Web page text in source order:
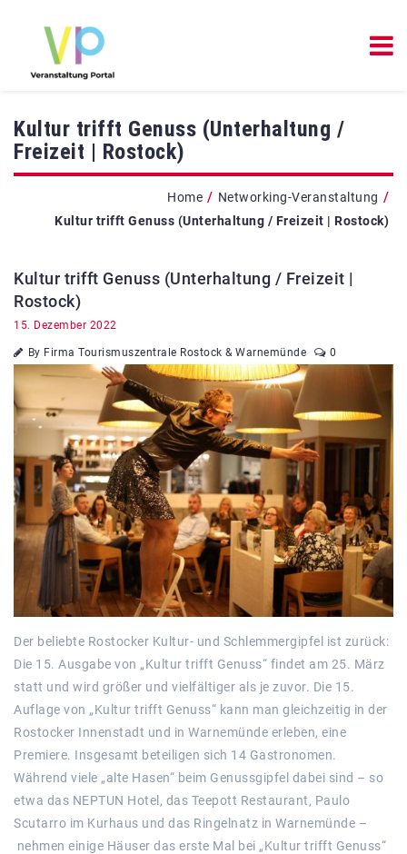
Kultur trifft Genuss (Unterhaltung /
Freizeit | Rostock)
Home / Networking-Veranstaltung /
Kultur trifft Genuss (Unterhaltung / Freizeit | Rostock)
Kultur trifft Genuss (Unterhaltung / Freizeit |
Rostock)
15. Dezember 2022
By Firma Tourismuszentrale Rostock & Warnemünde 0
Der beliebte Rostocker Kultur- und Schlemmergipfel ist zurück:
Die 15. Ausgabe von „Kultur trifft Genuss“ findet am 25. März
statt und wird größer und vielfältiger als je zuvor. Die 15.
Auflage von „Kultur trifft Genuss“ kann man gleichzeitig in der
Rostocker Innenstadt und in Warnemünde erleben, eine
Premiere. Insgesamt beteiligen sich 14 Gastronomen.
Während viele „alte Hasen“ beim Genussgipfel dabei sind – so
etwa das NEPTUN Hotel, das Teepott Restaurant, Paulo
Scutarro im Kurhaus und das Ringelnatz in Warnemünde –
nehmen einige Häuser das erste Mal bei „Kultur trifft Genuss“